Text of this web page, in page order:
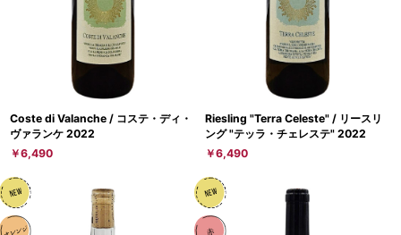
Coste di Valanche / コステ・ディ・
ヴァランケ 2022
￥6,490
Riesling "Terra Celeste" / リースリ
ング "テッラ・チェレステ" 2022
￥6,490